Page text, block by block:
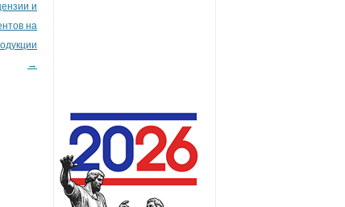
и
на
→